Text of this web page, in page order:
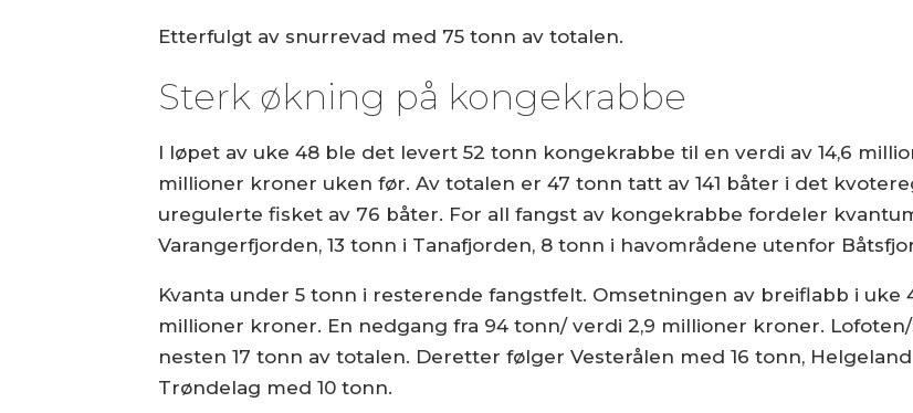
Etterfulgt av snurrevad med 75 tonn av totalen.
Sterk økning på kongekrabbe
I løpet av uke 48 ble det levert 52 tonn kongekrabbe til en verdi av 14,6
millioner kroner uken før. Av totalen er 47 tonn tatt av 141 båter i det
uregulerte fisket av 76 båter. For all fangst av kongekrabbe fordeler
Varangerfjorden, 13 tonn i Tanafjorden, 8 tonn i havområdene utenfor
Kvanta under 5 tonn i resterende fangstfelt. Omsetningen av breiflabb i uke
millioner kroner. En nedgang fra 94 tonn/ verdi 2,9 millioner kroner.
nesten 17 tonn av totalen. Deretter følger Vesterålen med 16 tonn,
Trøndelag med 10 tonn.